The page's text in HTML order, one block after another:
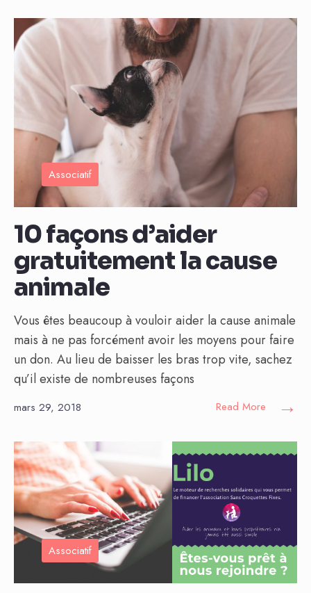
Associatif
10 façons d’aider
gratuitement la cause
animale
Vous êtes beaucoup à vouloir aider la cause animale
mais à ne pas forcément avoir les moyens pour faire
un don. Au lieu de baisser les bras trop vite, sachez
qu’il existe de nombreuses façons
mars 29, 2018 Read More →
Associatif